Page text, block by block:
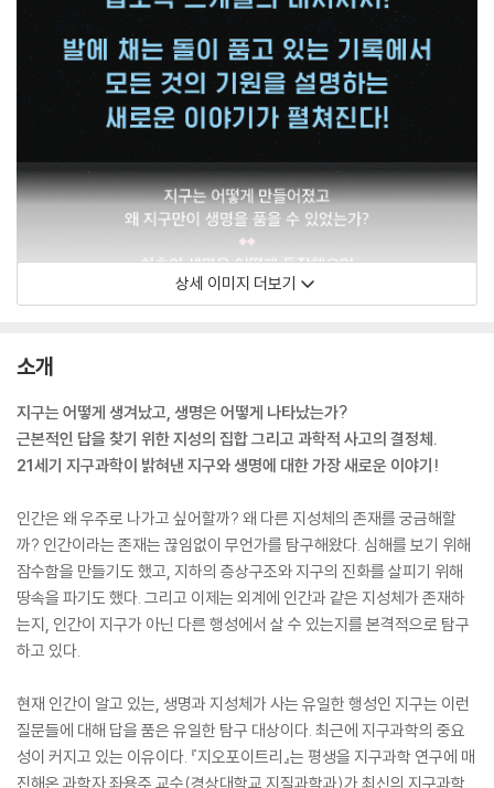
상세 이미지 더보기
소개
지구는 어떻게 생겨났고, 생명은 어떻게 나타났는가?
근본적인 답을 찾기 위한 지성의 집합 그리고 과학적 사고의 결정체.
21세기 지구과학이 밝혀낸 지구와 생명에 대한 가장 새로운 이야기!
인간은 왜 우주로 나가고 싶어할까? 왜 다른 지성체의 존재를 궁금해할
까? 인간이라는 존재는 끊임없이 무언가를 탐구해왔다. 심해를 보기 위해
잠수함을 만들기도 했고, 지하의 층상구조와 지구의 진화를 살피기 위해
땅속을 파기도 했다. 그리고 이제는 외계에 인간과 같은 지성체가 존재하
는지, 인간이 지구가 아닌 다른 행성에서 살 수 있는지를 본격적으로 탐구
하고 있다.
현재 인간이 알고 있는, 생명과 지성체가 사는 유일한 행성인 지구는 이런
질문들에 대해 답을 품은 유일한 탐구 대상이다. 최근에 지구과학의 중요
성이 커지고 있는 이유이다. 『지오포이트리』는 평생을 지구과학 연구에 매
진해온 과학자 좌용주 교수(경상대학교 지질과학과)가 최신의 지구과학